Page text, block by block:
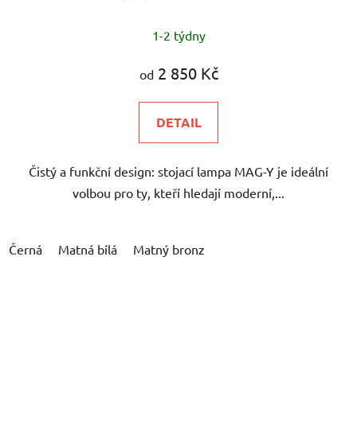
1-2 týdny
od2 850 Kč
DETAIL
Čistý a funkční design: stojací lampa MAG-Y je ideální
volbou pro ty, kteří hledají moderní,...
Černá Matná bílá Matný bronz